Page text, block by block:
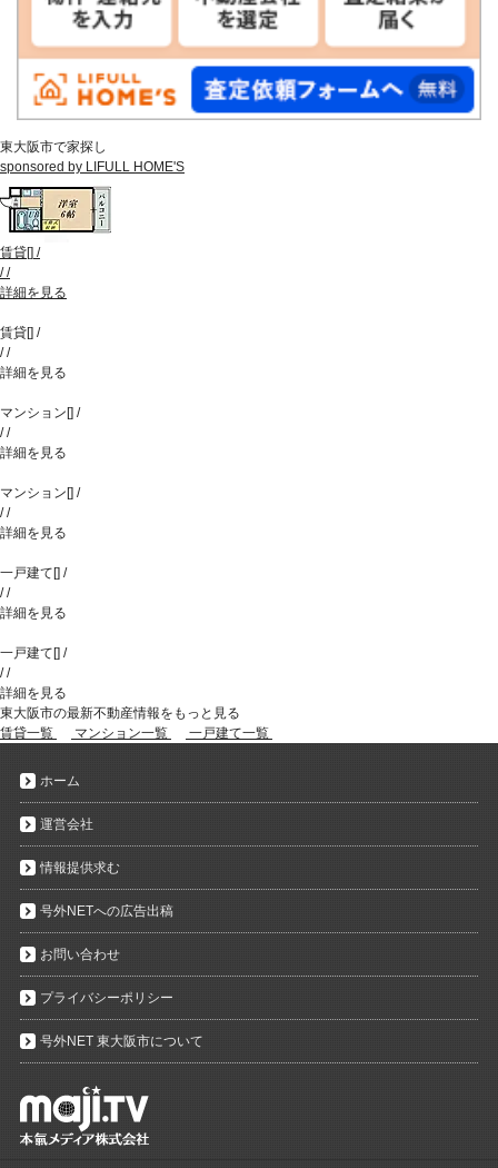
東大阪市で家探し
sponsored by LIFULL HOME'S
賃貸[] /
//
詳細を見る
賃貸[] /
//
詳細を見る
マンション[] /
//
詳細を見る
マンション[] /
//
詳細を見る
一戸建て[] /
//
詳細を見る
一戸建て[] /
//
詳細を見る
東大阪市の最新不動産情報をもっと見る
賃貸一覧
マンション一覧 一戸建て一覧
ホーム
運営会社
情報提供求む
号外NETへの広告出稿
お問い合わせ
プライバシーポリシー
号外NET 東大阪市について